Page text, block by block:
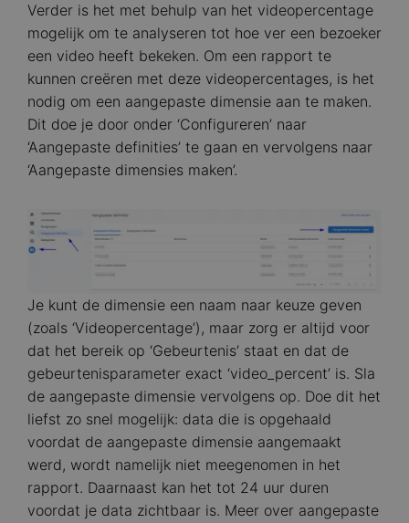
Verder is het met behulp van het videopercentage
mogelijk om te analyseren tot hoe ver een bezoeker
een video heeft bekeken. Om een rapport te
kunnen creëren met deze videopercentages, is het
nodig om een aangepaste dimensie aan te maken.
Dit doe je door onder ‘Configureren’ naar
‘Aangepaste definities’ te gaan en vervolgens naar
‘Aangepaste dimensies maken’.
Image
Je kunt de dimensie een naam naar keuze geven
(zoals ‘Videopercentage’), maar zorg er altijd voor
dat het bereik op ‘Gebeurtenis’ staat en dat de
gebeurtenisparameter exact ‘video_percent’ is. Sla
de aangepaste dimensie vervolgens op. Doe dit het
liefst zo snel mogelijk: data die is opgehaald
voordat de aangepaste dimensie aangemaakt
werd, wordt namelijk niet meegenomen in het
rapport. Daarnaast kan het tot 24 uur duren
voordat je data zichtbaar is. Meer over aangepaste